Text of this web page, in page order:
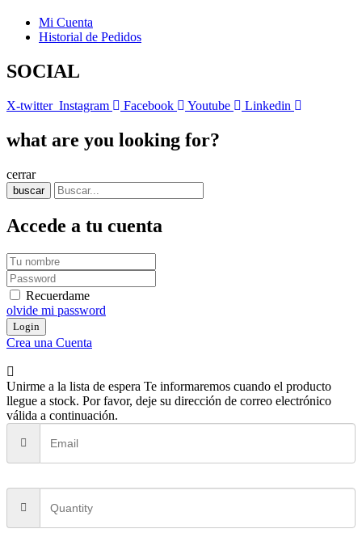
Mi Cuenta
Historial de Pedidos
SOCIAL
X-twitter Instagram Facebook Youtube Linkedin
what are you looking for?
cerrar
buscar
Accede a tu cuenta
Recuerdame
olvide mi password
Crea una Cuenta
Unirme a la lista de espera Te informaremos cuando el producto
llegue a stock. Por favor, deje su dirección de correo electrónico
válida a continuación.